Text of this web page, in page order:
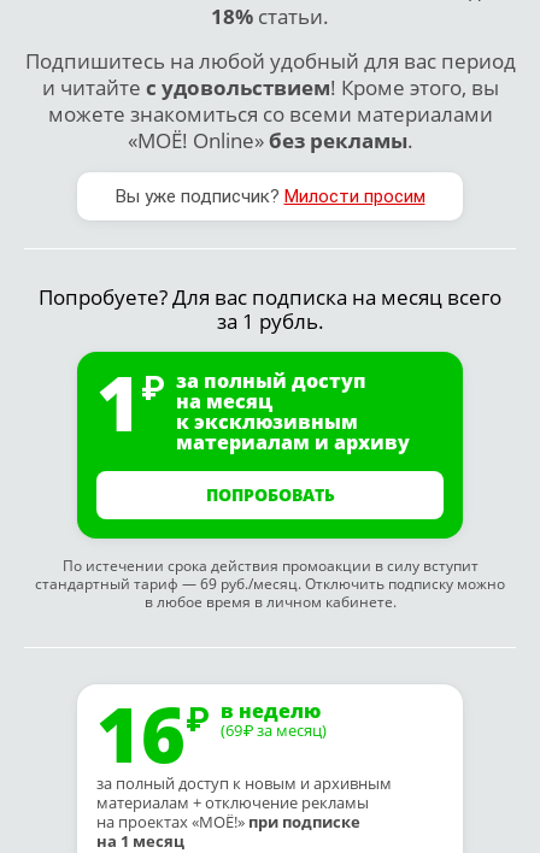
18% статьи.
Подпишитесь на любой удобный для вас период
и читайте с удовольствием! Кроме этого, вы
можете знакомиться со всеми материалами
«МОЁ! Online»без рекламы.
Вы уже подписчик? Милости просим
Попробуете? Для вас подписка на месяц всего
за 1 рубль.
1 за полный доступ
на месяц
к эксклюзивным
материалам и архиву
ПОПРОБОВАТЬ
По истечении срока действия промоакции в силу вступит
стандартный тариф — 69 руб./месяц. Отключить подписку можно
в любое время в личном кабинете.
16 в неделю
(69₽ за месяц)
за полный доступ к новым и архивным
материалам + отключение рекламы
на проектах «МОЁ!» при подписке
на 1 месяц